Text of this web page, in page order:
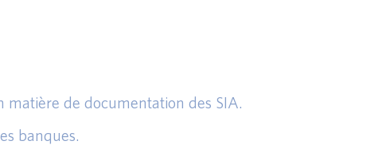
matière de documentation des SIA.
banques.